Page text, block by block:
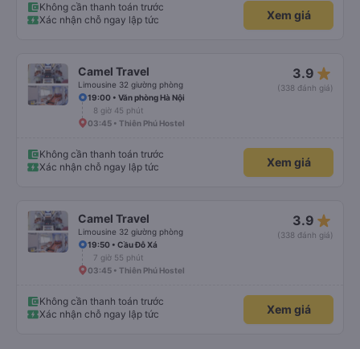
Không cần thanh toán trước
Xác nhận chỗ ngay lập tức
Xem giá
Camel Travel
Limousine 32 giường phòng
3.9 star_rate
(338 đánh giá)
19:00 • Văn phòng Hà Nội
8 giờ 45 phút
03:45 • Thiên Phú Hostel
Không cần thanh toán trước
Xác nhận chỗ ngay lập tức
Xem giá
Camel Travel
Limousine 32 giường phòng
3.9 star_rate
(338 đánh giá)
19:50 • Cầu Đỗ Xá
7 giờ 55 phút
03:45 • Thiên Phú Hostel
Không cần thanh toán trước
Xác nhận chỗ ngay lập tức
Xem giá